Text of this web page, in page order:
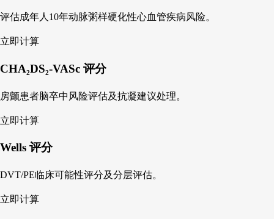
评估成年人10年动脉粥样硬化性心血管疾病风险。
立即计算
CHA₂DS₂-VASc 评分
房颤患者脑卒中风险评估及抗凝建议处理。
立即计算
Wells 评分
DVT/PE临床可能性评分及分层评估。
立即计算